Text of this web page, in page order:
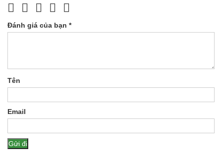
Đánh giá của bạn *
Tên
Email